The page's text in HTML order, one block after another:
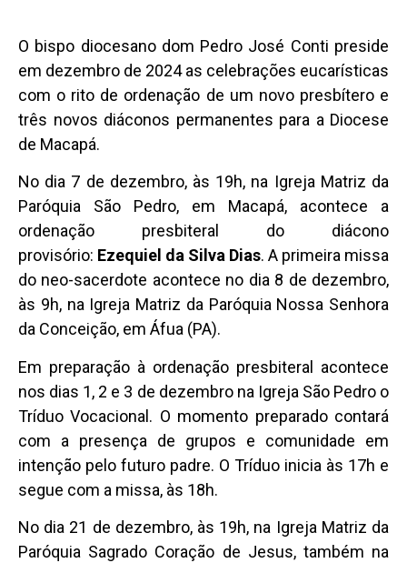
O bispo diocesano dom Pedro José Conti preside
em dezembro de 2024 as celebrações eucarísticas
com o rito de ordenação de um novo presbítero e
três novos diáconos permanentes para a Diocese
de Macapá.
No dia 7 de dezembro, às 19h, na Igreja Matriz da
Paróquia São Pedro, em Macapá, acontece a
ordenação presbiteral do diácono
provisório: Ezequiel da Silva Dias. A primeira missa
do neo-sacerdote acontece no dia 8 de dezembro,
às 9h, na Igreja Matriz da Paróquia Nossa Senhora
da Conceição, em Áfua (PA).
Em preparação à ordenação presbiteral acontece
nos dias 1, 2 e 3 de dezembro na Igreja São Pedro o
Tríduo Vocacional. O momento preparado contará
com a presença de grupos e comunidade em
intenção pelo futuro padre. O Tríduo inicia às 17h e
segue com a missa, às 18h.
No dia 21 de dezembro, às 19h, na Igreja Matriz da
Paróquia Sagrado Coração de Jesus, também na